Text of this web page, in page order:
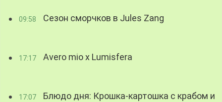
09:58 Сезон сморчков в Jules Zang
17:17 Avero mio x Lumisfera
17:07
Блюдо дня: Крошка-картошка с крабом и